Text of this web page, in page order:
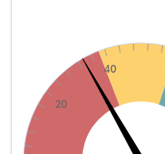
20
40